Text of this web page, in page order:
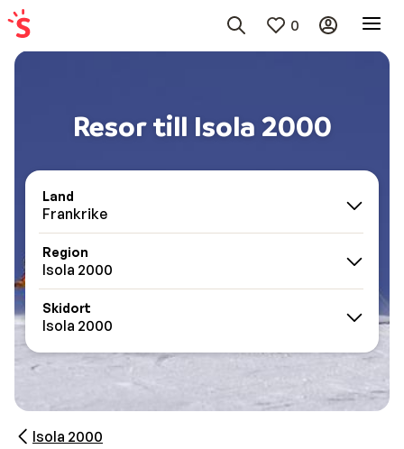
0
Resor till Isola 2000
Land
Frankrike
Region
Isola 2000
Skidort
Isola 2000
Isola 2000